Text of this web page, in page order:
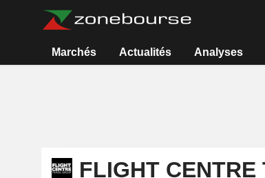
Marchés Actualités Analyses
FLIGHT CENTRE